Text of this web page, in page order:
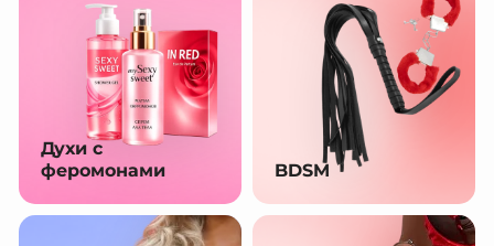
Духи с
феромонами
BDSM